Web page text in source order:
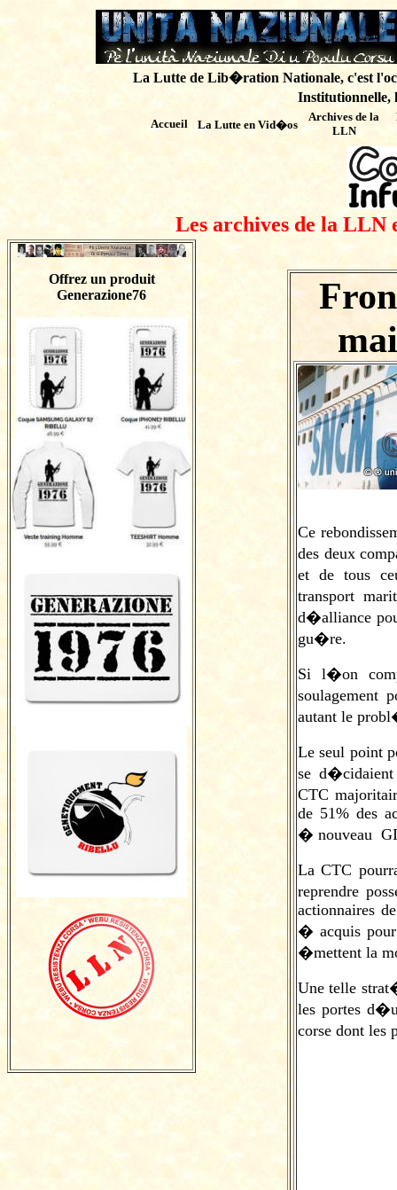
La Lutte de Lib�ration Nationale, c'est
Institutionnelle,
Accueil La Lutte en Vid�os
Archives de la
LLN
Les archives de la LLN
Offrez un produit
Generazione76
Ce
des deux
et de tous
transport
d�alliance
gu�re.
Si l�on
soulagement
autant le
Le seul point
se
CTC
de 51% des
� nouveau
La CTC
reprendre
actionnaires
� acquis
�mettent la
Une telle
les portes
corse dont